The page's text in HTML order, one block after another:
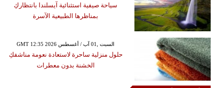
سياحة صيفية استثنائية آيسلندا بانتظاركِ
بمناظرها الطبيعية الآسرة
GMT 12:35 2026 السبت ,01 آب / أغسطس
حلول منزلية ساحرة لاستعادة نعومة مناشفكِ
الخشنة بدون معطرات